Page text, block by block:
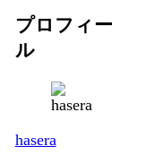
プロフィー
ル
hasera